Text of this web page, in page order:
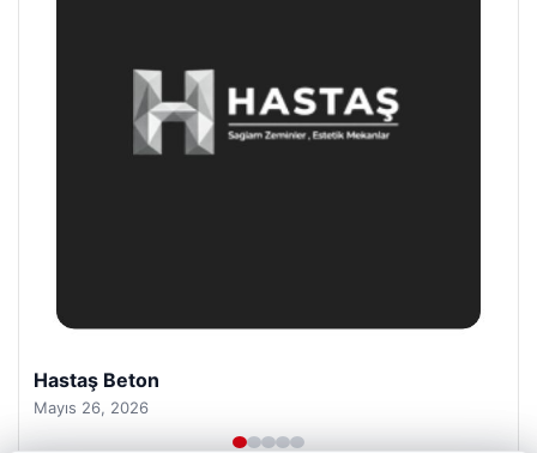
Enes Kaplan Avukatlık Bürosu
Nisan 28, 2026